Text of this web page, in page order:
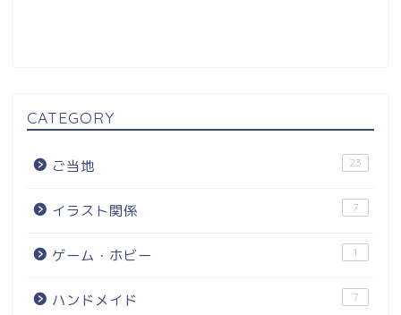
CATEGORY
ご当地 23
イラスト関係 7
ゲーム・ホビー 1
ハンドメイド 7